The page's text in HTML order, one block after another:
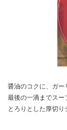
醤油のコクに、ガー
最後の一滴までスー
とろりとした厚切り